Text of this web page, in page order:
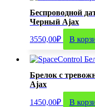
Беспроводной
Черный Ajax
3550,00₽ В
Брелок с
Ajax
1450,00₽ В